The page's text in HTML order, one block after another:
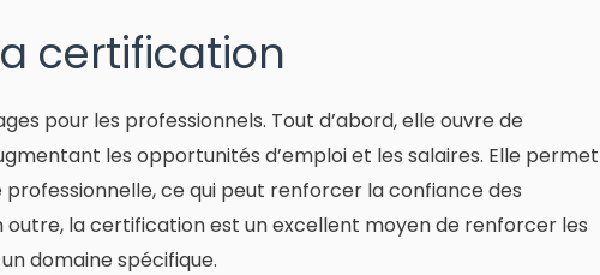
certification
pour les professionnels. Tout d’abord, elle ouvre de
les opportunités d’emploi et les salaires. Elle permet
ce qui peut renforcer la confiance des
outre, la certification est un excellent moyen de renforcer les
domaine spécifique.